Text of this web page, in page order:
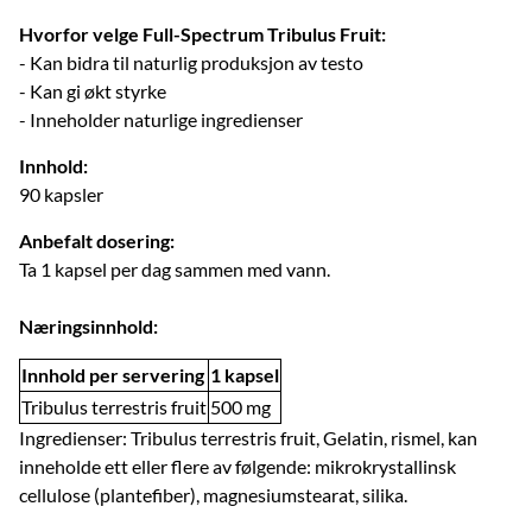
Hvorfor velge Full-Spectrum Tribulus Fruit:
- Kan bidra til naturlig produksjon av testo
- Kan gi økt styrke
- Inneholder naturlige ingredienser
Innhold:
90 kapsler
Anbefalt dosering:
Ta 1 kapsel per dag sammen med vann.
Næringsinnhold:
Innhold per servering 1 kapsel
Tribulus terrestris fruit 500 mg
Ingredienser: Tribulus terrestris fruit, Gelatin, rismel, kan
inneholde ett eller flere av følgende: mikrokrystallinsk
cellulose (plantefiber), magnesiumstearat, silika.